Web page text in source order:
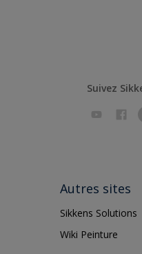
Suivez
Autres sites
Sikkens Solutions
Wiki Peinture